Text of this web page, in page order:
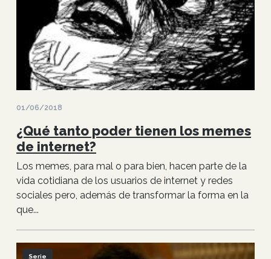
01/06/2018
¿Qué tanto poder tienen los memes
de internet?
Los memes, para mal o para bien, hacen parte de la
vida cotidiana de los usuarios de internet y redes
sociales pero, además de transformar la forma en la
que...
Serie